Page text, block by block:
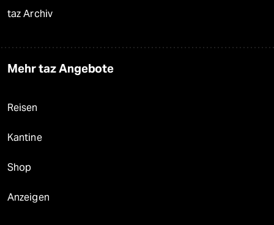
taz Archiv
Mehr taz Angebote
Reisen
Kantine
Shop
Anzeigen